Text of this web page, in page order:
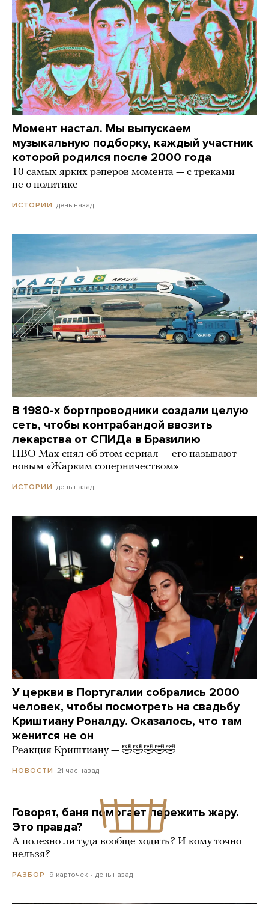
Момент настал. Мы выпускаем
музыкальную подборку, каждый участник
которой родился после 2000 года
10 самых ярких рэперов момента — с треками
не о политике
ИСТОРИИ день назад
В 1980-х бортпроводники создали целую
сеть, чтобы контрабандой ввозить
лекарства от СПИДа в Бразилию
HBO Max снял об этом сериал — его называют
новым «Жарким соперничеством»
ИСТОРИИ день назад
У церкви в Португалии собрались 2000
человек, чтобы посмотреть на свадьбу
Криштиану Роналду. Оказалось, что там
женится не он
Реакция Криштиану — 🤣🤣🤣🤣🤣
НОВОСТИ 21 час назад
Говорят, баня помогает пережить жару.
Это правда?
А полезно ли туда вообще ходить? И кому точно
нельзя?
РАЗБОР 9 карточек день назад